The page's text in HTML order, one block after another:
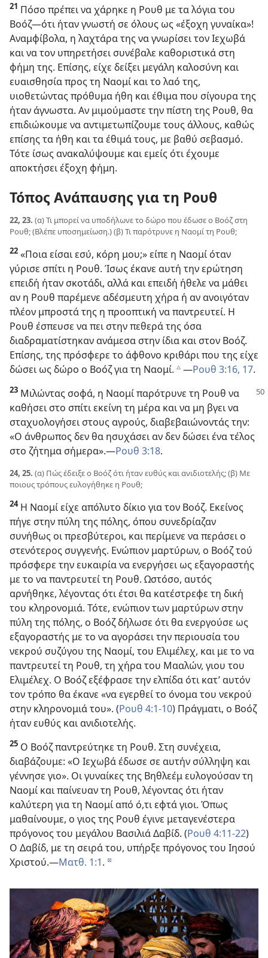
21 Πόσο πρέπει να χάρηκε η Ρουθ με τα λόγια του
Βοόζ​—ότι ήταν γνωστή σε όλους ως «έξοχη γυναίκα»!
Αναμφίβολα, η λαχτάρα της να γνωρίσει τον Ιεχωβά
και να τον υπηρετήσει συνέβαλε καθοριστικά στη
φήμη της. Επίσης, είχε δείξει μεγάλη καλοσύνη και
ευαισθησία προς τη Ναομί και το λαό της,
υιοθετώντας πρόθυμα ήθη και έθιμα που σίγουρα της
ήταν άγνωστα. Αν μιμούμαστε την πίστη της Ρουθ, θα
επιδιώκουμε να αντιμετωπίζουμε τους άλλους, καθώς
επίσης τα ήθη και τα έθιμά τους, με βαθύ σεβασμό.
Τότε ίσως ανακαλύψουμε και εμείς ότι έχουμε
αποκτήσει έξοχη φήμη.
Τόπος Ανάπαυσης για τη Ρουθ
22, 23. (α) Τι μπορεί να υποδήλωνε το δώρο που έδωσε ο Βοόζ στη
Ρουθ; (Βλέπε υποσημείωση.) (β) Τι παρότρυνε η Ναομί τη Ρουθ;
22 «Ποια είσαι εσύ, κόρη μου;» είπε η Ναομί όταν
γύρισε σπίτι η Ρουθ. Ίσως έκανε αυτή την ερώτηση
επειδή ήταν σκοτάδι, αλλά και επειδή ήθελε να μάθει
αν η Ρουθ παρέμενε αδέσμευτη χήρα ή αν ανοιγόταν
πλέον μπροστά της η προοπτική να παντρευτεί. Η
Ρουθ έσπευσε να πει στην πεθερά της όσα
διαδραματίστηκαν ανάμεσα στην ίδια και στον Βοόζ.
Επίσης, της πρόσφερε το άφθονο κριθάρι που της είχε
δώσει ως δώρο ο Βοόζ για τη Ναομί. c​—Ρουθ 3:16, 17.
23 Μιλώντας σοφά, η Ναομί παρότρυνε τη Ρουθ να
καθήσει στο σπίτι εκείνη τη μέρα και να μη βγει να
σταχυολογήσει στους αγρούς, διαβεβαιώνοντάς την:
«Ο άνθρωπος δεν θα ησυχάσει αν δεν δώσει ένα τέλος
στο ζήτημα σήμερα».​—Ρουθ 3:18.
24, 25. (α) Πώς έδειξε ο Βοόζ ότι ήταν ευθύς και ανιδιοτελής; (β) Με
ποιους τρόπους ευλογήθηκε η Ρουθ;
24Η Ναομί είχε απόλυτο δίκιο για τον Βοόζ. Εκείνος
πήγε στην πύλη της πόλης, όπου συνεδρίαζαν
συνήθως οι πρεσβύτεροι, και περίμενε να περάσει ο
στενότερος συγγενής. Ενώπιον μαρτύρων, ο Βοόζ τού
πρόσφερε την ευκαιρία να ενεργήσει ως εξαγοραστής
με το να παντρευτεί τη Ρουθ. Ωστόσο, αυτός
αρνήθηκε, λέγοντας ότι έτσι θα κατέστρεφε τη δική
του κληρονομιά. Τότε, ενώπιον των μαρτύρων στην
πύλη της πόλης, ο Βοόζ δήλωσε ότι θα ενεργούσε ως
εξαγοραστής με το να αγοράσει την περιουσία του
νεκρού συζύγου της Ναομί, του Ελιμέλεχ, και με το να
παντρευτεί τη Ρουθ, τη χήρα του Μααλών, γιου του
Ελιμέλεχ. Ο Βοόζ εξέφρασε την ελπίδα ότι κατ’ αυτόν
τον τρόπο θα έκανε «να εγερθεί το όνομα του νεκρού
στην κληρονομιά του». (Ρουθ 4:1-10) Πράγματι, ο Βοόζ
ήταν ευθύς και ανιδιοτελής.
25 Ο Βοόζ παντρεύτηκε τη Ρουθ. Στη συνέχεια,
διαβάζουμε: «Ο Ιεχωβά έδωσε σε αυτήν σύλληψη και
γέννησε γιο». Οι γυναίκες της Βηθλεέμ ευλογούσαν τη
Ναομί και παίνευαν τη Ρουθ, λέγοντας ότι ήταν
καλύτερη για τη Ναομί από ό,τι εφτά γιοι. Όπως
μαθαίνουμε, ο γιος της Ρουθ έγινε μεταγενέστερα
πρόγονος του μεγάλου Βασιλιά Δαβίδ. (Ρουθ 4:11-22)
Ο Δαβίδ, με τη σειρά του, υπήρξε πρόγονος του Ιησού
Χριστού.​—Ματθ. 1:1. d